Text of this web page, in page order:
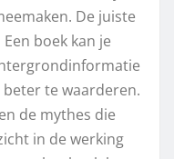
De juiste
boek kan je
te waarderen.
de mythes die
in de werking